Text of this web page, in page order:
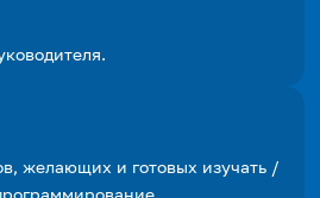
желающих и готовых изучать /